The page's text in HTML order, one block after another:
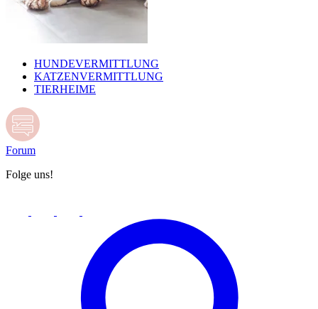
HUNDEVERMITTLUNG
KATZENVERMITTLUNG
TIERHEIME
Forum
Folge uns!